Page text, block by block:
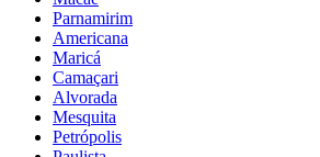
Parnamirim
Americana
Maricá
Camaçari
Alvorada
Mesquita
Petrópolis